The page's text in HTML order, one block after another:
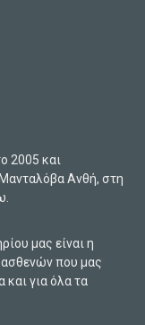
2005 και
Ανθή, στη
μας είναι η
που μας
και για όλα τα